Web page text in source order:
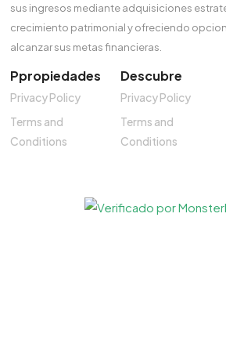
sus ingresos mediante adquisiciones
crecimiento patrimonial y ofreciendo
alcanzar sus metas financieras.
Ppropiedades
Privacy Policy
Terms and
Conditions
Descubre
Privacy Policy
Terms and
Conditions